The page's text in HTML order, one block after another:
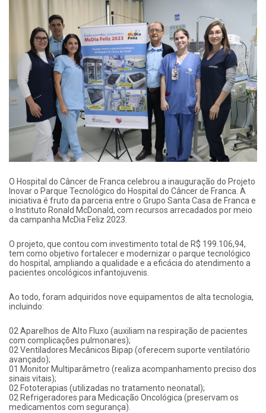
O Hospital do Câncer de Franca celebrou a inauguração do Projeto
Inovar o Parque Tecnológico do Hospital do Câncer de Franca. A
iniciativa é fruto da parceria entre o Grupo Santa Casa de Franca e
o Instituto Ronald McDonald, com recursos arrecadados por meio
da campanha McDia Feliz 2023.
O projeto, que contou com investimento total de R$ 199.106,94,
tem como objetivo fortalecer e modernizar o parque tecnológico
do hospital, ampliando a qualidade e a eficácia do atendimento a
pacientes oncológicos infantojuvenis.
Ao todo, foram adquiridos nove equipamentos de alta tecnologia,
incluindo:
02 Aparelhos de Alto Fluxo (auxiliam na respiração de pacientes
com complicações pulmonares);
02 Ventiladores Mecânicos Bipap (oferecem suporte ventilatório
avançado);
01 Monitor Multiparâmetro (realiza acompanhamento preciso dos
sinais vitais);
02 Fototerapias (utilizadas no tratamento neonatal);
02 Refrigeradores para Medicação Oncológica (preservam os
medicamentos com segurança).